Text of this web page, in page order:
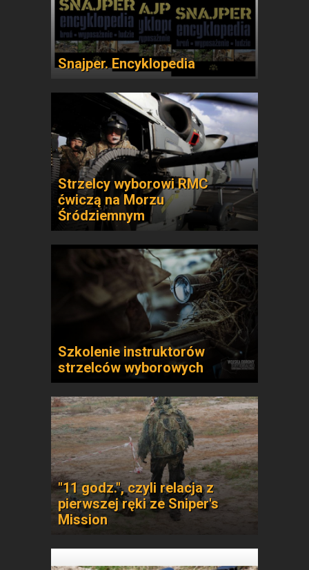
Snajper. Encyklopedia
Strzelcy wyborowi RMC
ćwiczą na Morzu
Śródziemnym
Szkolenie instruktorów
strzelców wyborowych
"11 godz.", czyli relacja z
pierwszej ręki ze Sniper's
Mission